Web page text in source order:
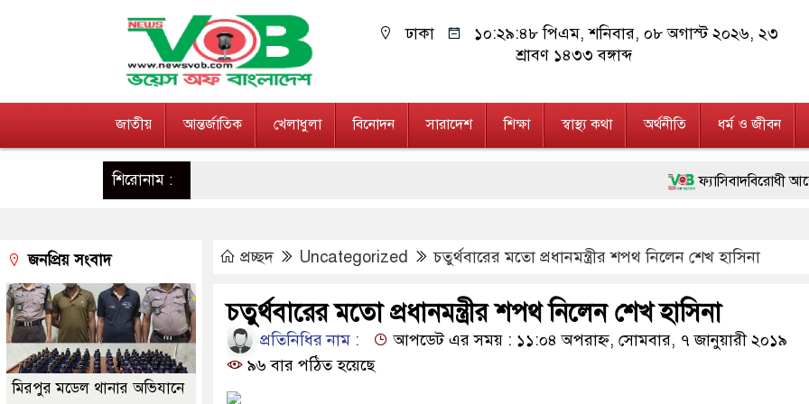
ঢাকা ১০:২৯:৪৯ পিএম, শনিবার, ০৮ অগাস্ট ২০২৬, ২৩
শ্রাবণ ১৪৩৩ বঙ্গাব্দ
জাতীয় আন্তর্জাতিক খেলাধুলা বিনোদন সারাদেশ শিক্ষা স্বাস্থ্য কথা অর্থনীতি ধর্ম ও জীবন
শিরোনাম : ফ্যাসিবাদবিরোধী আন্দোলনে
জনগণ পরিবর্তন চেয়েছে
২৮ লাখ টাকার জাল নোটসহ
নেতৃত্ব ও গণতন্ত্রের মূর্তমান
অবৈধ বিদেশি পিস্তল,
প্রচ্ছদ Uncategorized চতুর্থবারের মতো প্রধানমন্ত্রীর শপথ নিলেন শেখ হাসিনা
চতুর্থবারের মতো প্রধানমন্ত্রীর শপথ নিলেন শেখ হাসিনা
প্রতিনিধির নাম :
আপডেট এর সময় : ১১:০৪ অপরাহ্ন, সোমবার, ৭ জানুয়ারী ২০১৯
৯৬ বার পঠিত হয়েছে
জনপ্রিয় সংবাদ
মিরপুর মডেল থানার অভিযানে